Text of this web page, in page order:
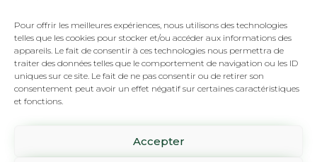
Pour offrir les meilleures expériences, nous utilisons des technologies
telles que les cookies pour stocker et/ou accéder aux informations des
appareils. Le fait de consentir à ces technologies nous permettra de
traiter des données telles que le comportement de navigation ou les ID
uniques sur ce site. Le fait de ne pas consentir ou de retirer son
consentement peut avoir un effet négatif sur certaines caractéristiques
et fonctions.
Accepter
SUR RENDEZ-VOUS SEULEMENT